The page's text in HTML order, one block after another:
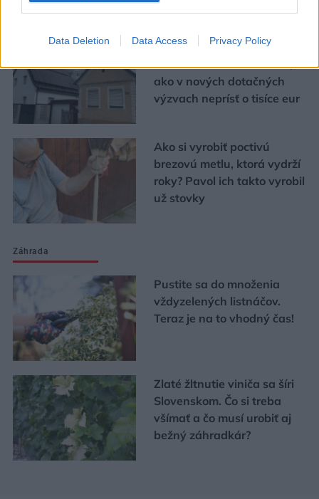
Data Deletion Data Access Privacy Policy
Urob si sám
Chystáte sa zatepľovať
alebo meniť kotol? Návod,
ako v nových dotačných
výzvach neprísť o tisíce eur
Ako si vyrobiť poctivú
brezovú metlu, ktorá vydrží
roky? Pavol ich takto vyrobil
už stovky
Záhrada
Pustite sa do množenia
vždyzelených listnáčov.
Teraz je na to vhodný čas!
Zlaté žltnutie viniča sa šíri
Slovenskom. Čo si treba
všímať a čo musí urobiť aj
bežný záhradkár?